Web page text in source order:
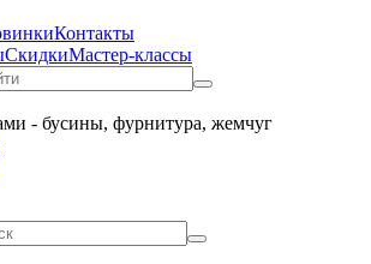
Контакты
СкидкиМастер-классы
- бусины, фурнитура, жемчуг